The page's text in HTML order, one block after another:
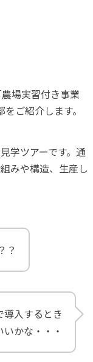
場実習付き事業
ご紹介します。
学ツアーです。通
みや構造、生産し
？
入するとき
かな・・・